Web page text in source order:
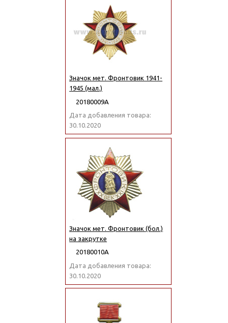
Значок мет. Фронтовик 1941-
1945 (мал.)
20180009А
Дата добавления товара:
30.10.2020
Значок мет. Фронтовик (бол.)
на закрутке
20180010А
Дата добавления товара:
30.10.2020